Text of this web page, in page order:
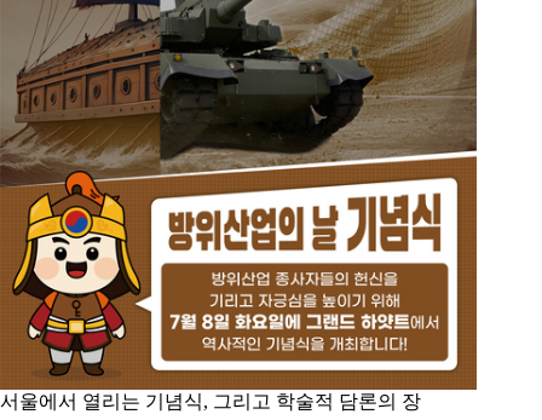
서울에서 열리는 기념식, 그리고 학술적 담론의 장